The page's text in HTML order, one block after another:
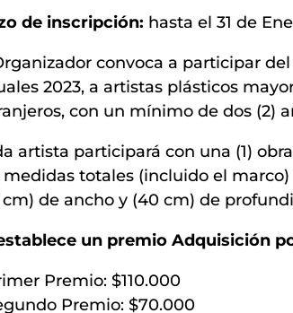
de inscripción: hasta el 31 de
convoca a participar
2023, a artistas plásticos
con un mínimo de dos (2)
artista participará con una (1)
medidas totales (incluido el
de ancho y (40 cm) de
un premio Adquisición
Premio: $110.000
Premio: $70.000